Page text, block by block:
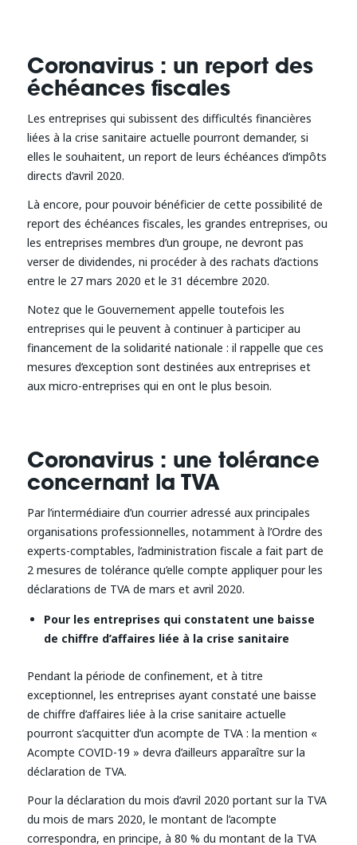
Coronavirus : un report des
échéances fiscales
Les entreprises qui subissent des difficultés financières
liées à la crise sanitaire actuelle pourront demander, si
elles le souhaitent, un report de leurs échéances d’impôts
directs d’avril 2020.
Là encore, pour pouvoir bénéficier de cette possibilité de
report des échéances fiscales, les grandes entreprises, ou
les entreprises membres d’un groupe, ne devront pas
verser de dividendes, ni procéder à des rachats d’actions
entre le 27 mars 2020 et le 31 décembre 2020.
Notez que le Gouvernement appelle toutefois les
entreprises qui le peuvent à continuer à participer au
financement de la solidarité nationale : il rappelle que ces
mesures d’exception sont destinées aux entreprises et
aux micro-entreprises qui en ont le plus besoin.
Coronavirus : une tolérance
concernant la TVA
Par l’intermédiaire d’un courrier adressé aux principales
organisations professionnelles, notamment à l’Ordre des
experts-comptables, l’administration fiscale a fait part de
2 mesures de tolérance qu’elle compte appliquer pour les
déclarations de TVA de mars et avril 2020.
Pour les entreprises qui constatent une baisse
de chiffre d’affaires liée à la crise sanitaire
Pendant la période de confinement, et à titre
exceptionnel, les entreprises ayant constaté une baisse
de chiffre d’affaires liée à la crise sanitaire actuelle
pourront s’acquitter d’un acompte de TVA : la mention «
Acompte COVID-19 » devra d’ailleurs apparaître sur la
déclaration de TVA.
Pour la déclaration du mois d’avril 2020 portant sur la TVA
du mois de mars 2020, le montant de l’acompte
correspondra, en principe, à 80 % du montant de la TVA